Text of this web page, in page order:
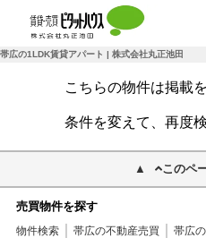
帯広の1LDK賃貸アパート | 株式会社丸正池田
こちらの物件は掲載
条件を変えて、再度
このペ
売買物件を探す
物件検索 帯広の不動産売買 帯広